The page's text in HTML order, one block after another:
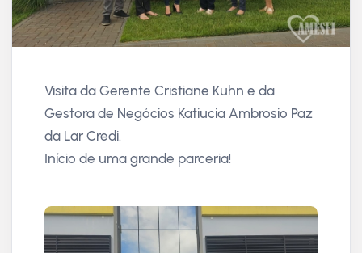
Visita da Gerente Cristiane Kuhn e da
Gestora de Negócios Katiucia Ambrosio Paz
da Lar Credi.
Início de uma grande parceria!